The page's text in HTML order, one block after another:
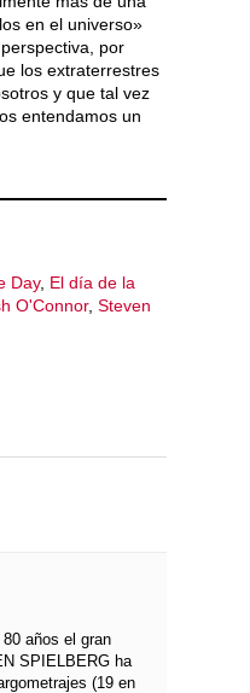
en el universo»
por
los extraterrestres
y que tal vez
entendamos un
Day, El día de la
O'Connor, Steven
años el gran
SPIELBERG ha
(19 en